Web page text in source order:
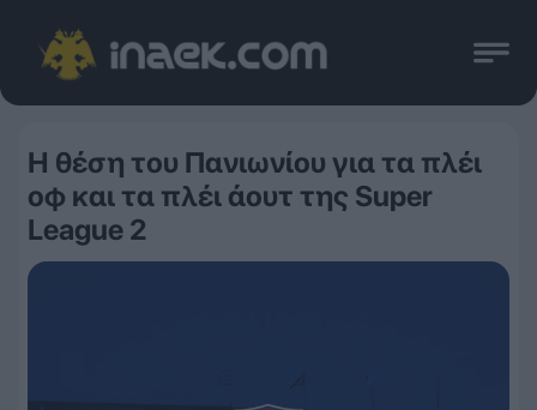
Η θέση του Πανιωνίου για τα πλέι
οφ και τα πλέι άουτ της Super
League 2